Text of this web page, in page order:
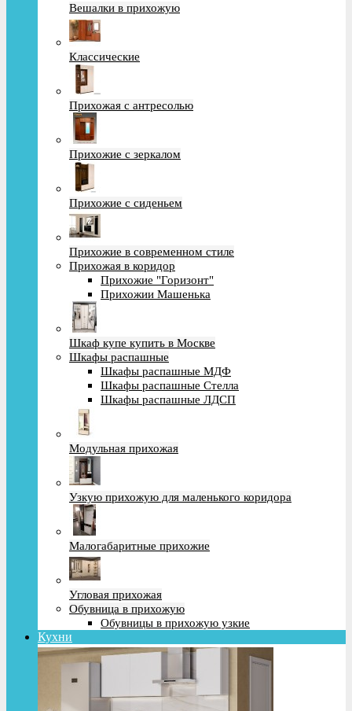
Вешалки в прихожую
Классические
Прихожая с антресолью
Прихожие с зеркалом
Прихожие с сиденьем
Прихожие в современном стиле
Прихожая в коридор
Прихожие "Горизонт"
Прихожии Машенька
Шкаф купе купить в Москве
Шкафы распашные
Шкафы распашные МДФ
Шкафы распашные Стелла
Шкафы распашные ЛДСП
Модульная прихожая
Узкую прихожую для маленького коридора
Малогабаритные прихожие
Угловая прихожая
Обувница в прихожую
Обувницы в прихожую узкие
Кухни